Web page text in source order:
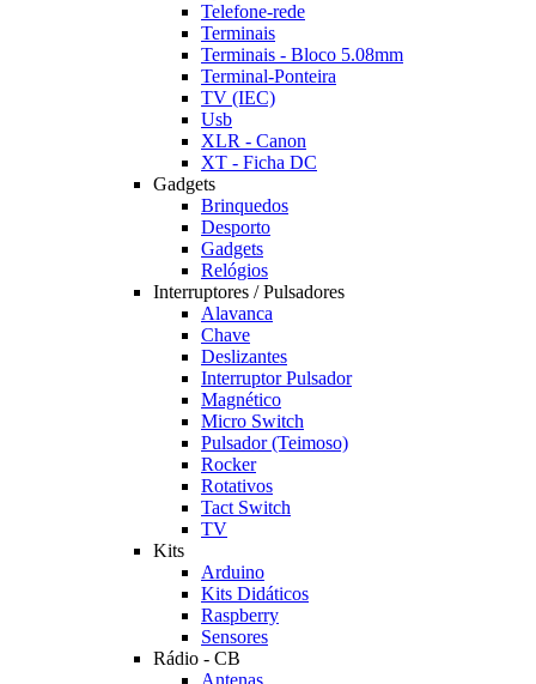
Telefone-rede
Terminais
Terminais - Bloco 5.08mm
Terminal-Ponteira
TV (IEC)
Usb
XLR - Canon
XT - Ficha DC
Gadgets
Brinquedos
Desporto
Gadgets
Relógios
Interruptores / Pulsadores
Alavanca
Chave
Deslizantes
Interruptor Pulsador
Magnético
Micro Switch
Pulsador (Teimoso)
Rocker
Rotativos
Tact Switch
TV
Kits
Arduino
Kits Didáticos
Raspberry
Sensores
Rádio - CB
Antenas